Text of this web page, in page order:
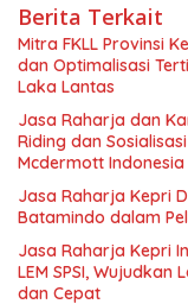
Berita Terkait
Mitra FKLL Provinsi
dan Optimalisasi
Laka Lantas
Jasa Raharja dan
Riding dan
Mcdermott Indonesia
Jasa Raharja Kepri
Batamindo dalam
Jasa Raharja Kepri
LEM SPSI,
dan Cepat